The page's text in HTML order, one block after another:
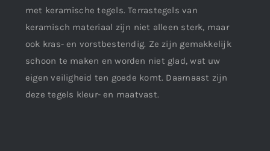
met keramische tegels. Terrastegels van
keramisch materiaal zijn niet alleen sterk, maar
ook kras- en vorstbestendig. Ze zijn gemakkelijk
schoon te maken en worden niet glad, wat uw
eigen veiligheid ten goede komt. Daarnaast zijn
deze tegels kleur- en maatvast.